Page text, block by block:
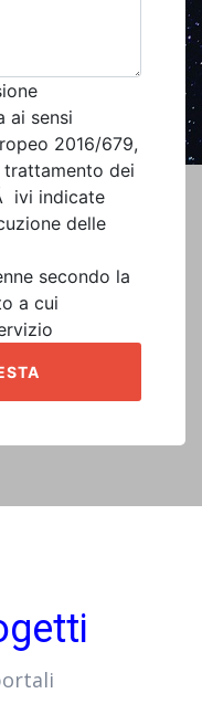
ai sensi
2016/679,
dei
ivi indicate
delle
secondo la
a cui